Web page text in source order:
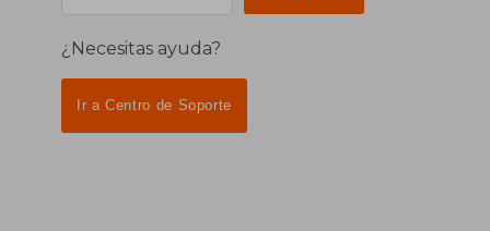
¿Necesitas ayuda?
Ir a Centro de Soporte